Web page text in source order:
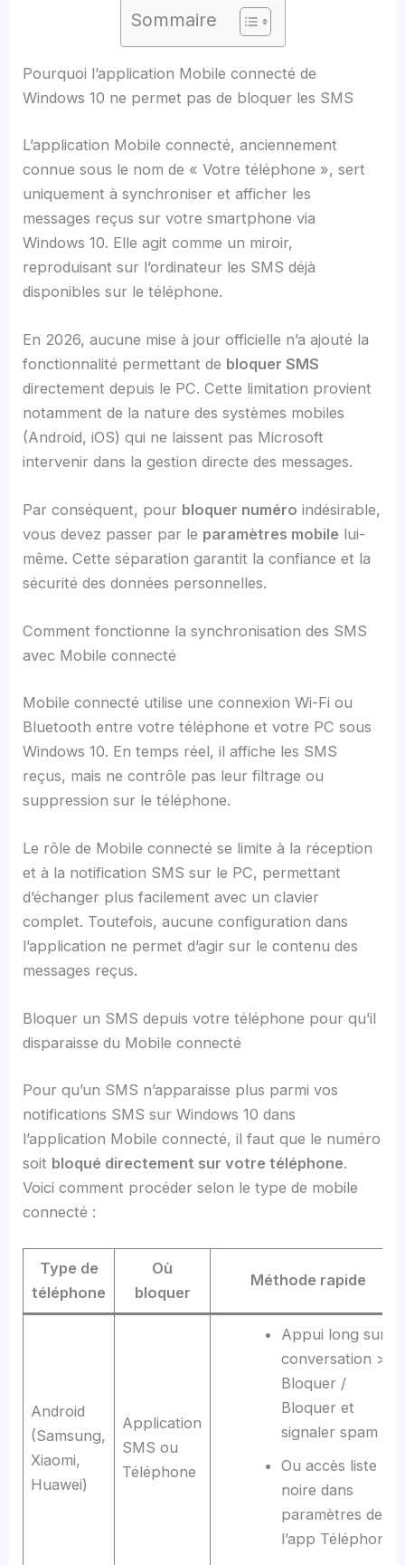
Sommaire
Pourquoi l’application Mobile connecté de
Windows 10 ne permet pas de bloquer les SMS
L’application Mobile connecté, anciennement
connue sous le nom de « Votre téléphone », sert
uniquement à synchroniser et afficher les
messages reçus sur votre smartphone via
Windows 10. Elle agit comme un miroir,
reproduisant sur l’ordinateur les SMS déjà
disponibles sur le téléphone.
En 2026, aucune mise à jour officielle n’a ajouté la
fonctionnalité permettant de bloquer SMS
directement depuis le PC. Cette limitation provient
notamment de la nature des systèmes mobiles
(Android, iOS) qui ne laissent pas Microsoft
intervenir dans la gestion directe des messages.
Par conséquent, pour bloquer numéro indésirable,
vous devez passer par le paramètres mobile lui-
même. Cette séparation garantit la confiance et la
sécurité des données personnelles.
Comment fonctionne la synchronisation des SMS
avec Mobile connecté
Mobile connecté utilise une connexion Wi-Fi ou
Bluetooth entre votre téléphone et votre PC sous
Windows 10. En temps réel, il affiche les SMS
reçus, mais ne contrôle pas leur filtrage ou
suppression sur le téléphone.
Le rôle de Mobile connecté se limite à la réception
et à la notification SMS sur le PC, permettant
d’échanger plus facilement avec un clavier
complet. Toutefois, aucune configuration dans
l’application ne permet d’agir sur le contenu des
messages reçus.
Bloquer un SMS depuis votre téléphone pour qu’il
disparaisse du Mobile connecté
Pour qu’un SMS n’apparaisse plus parmi vos
notifications SMS sur Windows 10 dans
l’application Mobile connecté, il faut que le numéro
soit bloqué directement sur votre téléphone.
Voici comment procéder selon le type de mobile
connecté :
Type de
téléphone
Où
bloquer
Méthode rapide
Android
(Samsung,
Xiaomi,
Huawei)
Application
SMS ou
Téléphone
Appui long sur
conversation >
Bloquer /
Bloquer et
signaler spam
Ou accès liste
noire dans
paramètres de
l’app Téléphone